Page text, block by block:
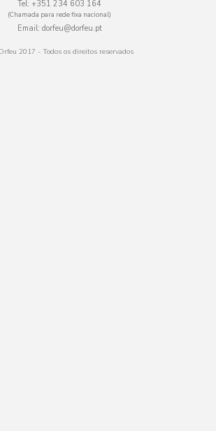
Tel: +351 234 603 164
(Chamada para rede fixa nacional)
Email: dorfeu@dorfeu.pt
2017 - Todos os direitos reservados